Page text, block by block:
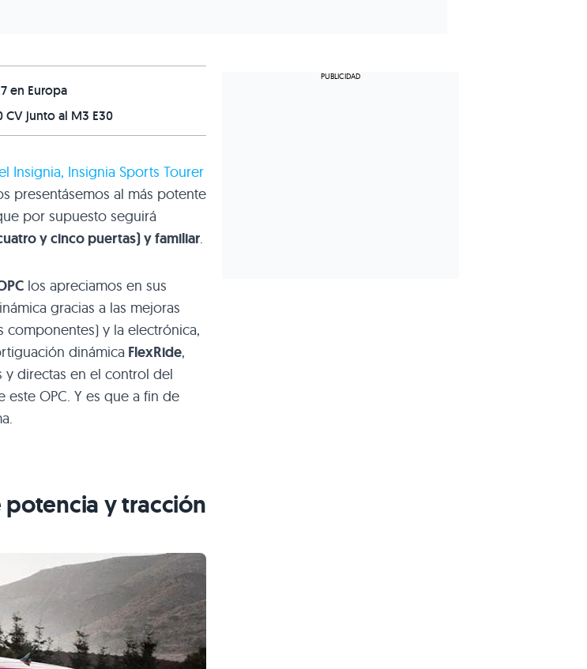
en Europa
CV junto al M3 E30
Insignia, Insignia Sports Tourer
presentásemos al más potente
por supuesto seguirá
y cinco puertas) y familiar.
los apreciamos en sus
gracias a las mejoras
componentes) y la electrónica,
dinámica FlexRide,
y directas en el control del
este OPC. Y es que a fin de
potencia y tracción